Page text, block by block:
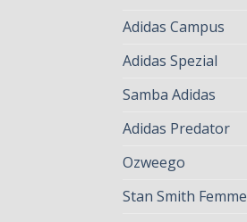
Adidas Campus
Adidas Spezial
Samba Adidas
Adidas Predator
Ozweego
Stan Smith Femme